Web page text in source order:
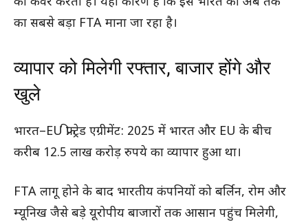
का सबसे बड़ा FTA माना जा रहा है।
व्यापार को मिलेगी रफ्तार, बाजार होंगे और
खुले
भारत–EU फ्री ट्रेड एग्रीमेंट: 2025 में भारत और EU के बीच
करीब 12.5 लाख करोड़ रुपये का व्यापार हुआ था।
FTA लागू होने के बाद भारतीय कंपनियों को बर्लिन, रोम और
म्यूनिख जैसे बड़े यूरोपीय बाजारों तक आसान पहुंच मिलेगी,